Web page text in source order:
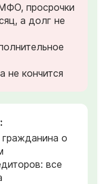
просрочки
а долг не
не кончится
о
все